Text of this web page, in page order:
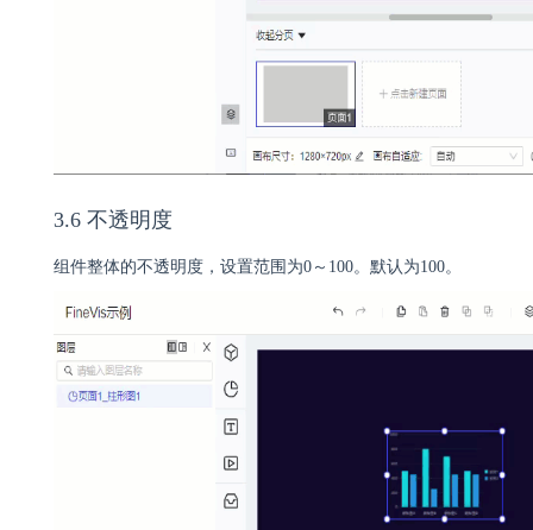
3.6 不透明度
组件整体的不透明度，设置范围为0～100。默认为100。